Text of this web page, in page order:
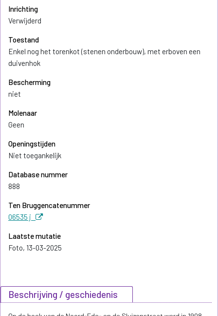
Inrichting
Verwijderd
Toestand
Enkel nog het torenkot (stenen onderbouw), met erboven een
duivenhok
Bescherming
niet
Molenaar
Geen
Openingstijden
Niet toegankelijk
Database nummer
888
Ten Bruggencatenummer
06535 j
Laatste mutatie
Foto, 13-03-2025
Beschrijving / geschiedenis